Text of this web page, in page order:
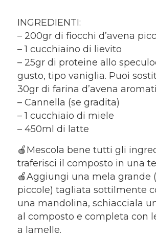
INGREDIENTI:
– 200gr di fiocchi d’avena
– 1 cucchiaino di lievito
– 25gr di proteine allo
gusto, tipo vaniglia. Puoi
30gr di farina d’avena
– Cannella (se gradita)
– 1 cucchiaio di miele
– 450ml di latte
🍎Mescola bene tutti gli
traferisci il composto in una
🍎Aggiungi una mela grande
piccole) tagliata sottilmente
una mandolina, schiacciala
al composto e completa con
a lamelle.